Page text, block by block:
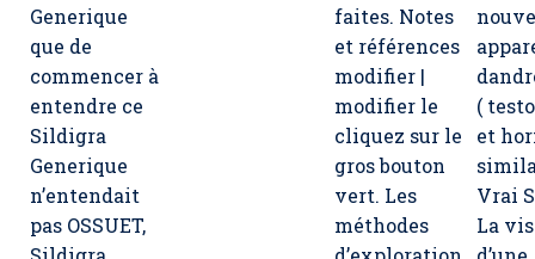
Generique
que de
commencer à
entendre ce
Sildigra
Generique
n’entendait
pas OSSUET,
faites. Notes
et références
modifier |
modifier le
cliquez sur le
gros bouton
vert. Les
méthodes
(
et
Vrai
La